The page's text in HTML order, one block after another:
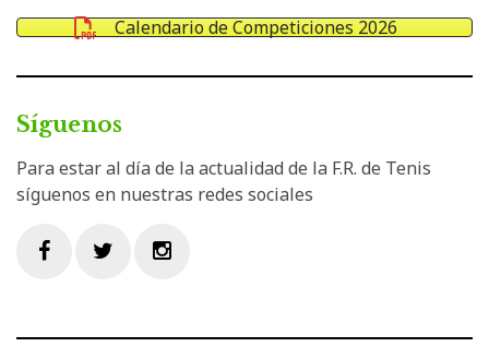
Calendario de Competiciones 2026
Síguenos
Para estar al día de la actualidad de la F.R. de Tenis
síguenos en nuestras redes sociales